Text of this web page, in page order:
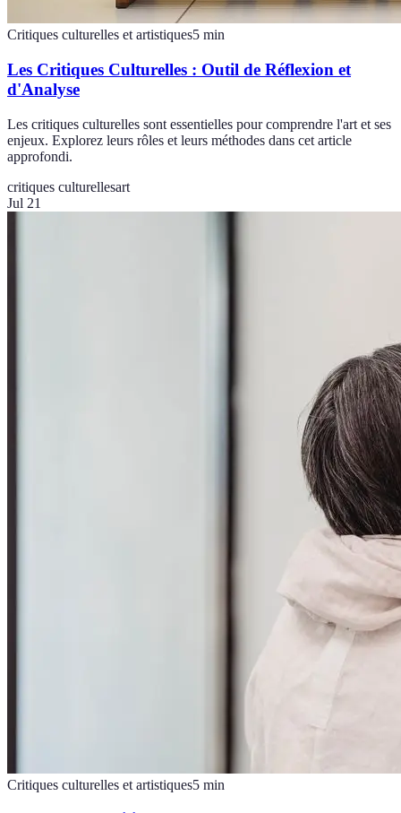
Critiques culturelles et artistiques5 min
Les Critiques Culturelles : Outil de Réflexion et
d'Analyse
Les critiques culturelles sont essentielles pour comprendre l'art et ses
enjeux. Explorez leurs rôles et leurs méthodes dans cet article
approfondi.
critiques culturellesart
Jul 21
Critiques culturelles et artistiques5 min